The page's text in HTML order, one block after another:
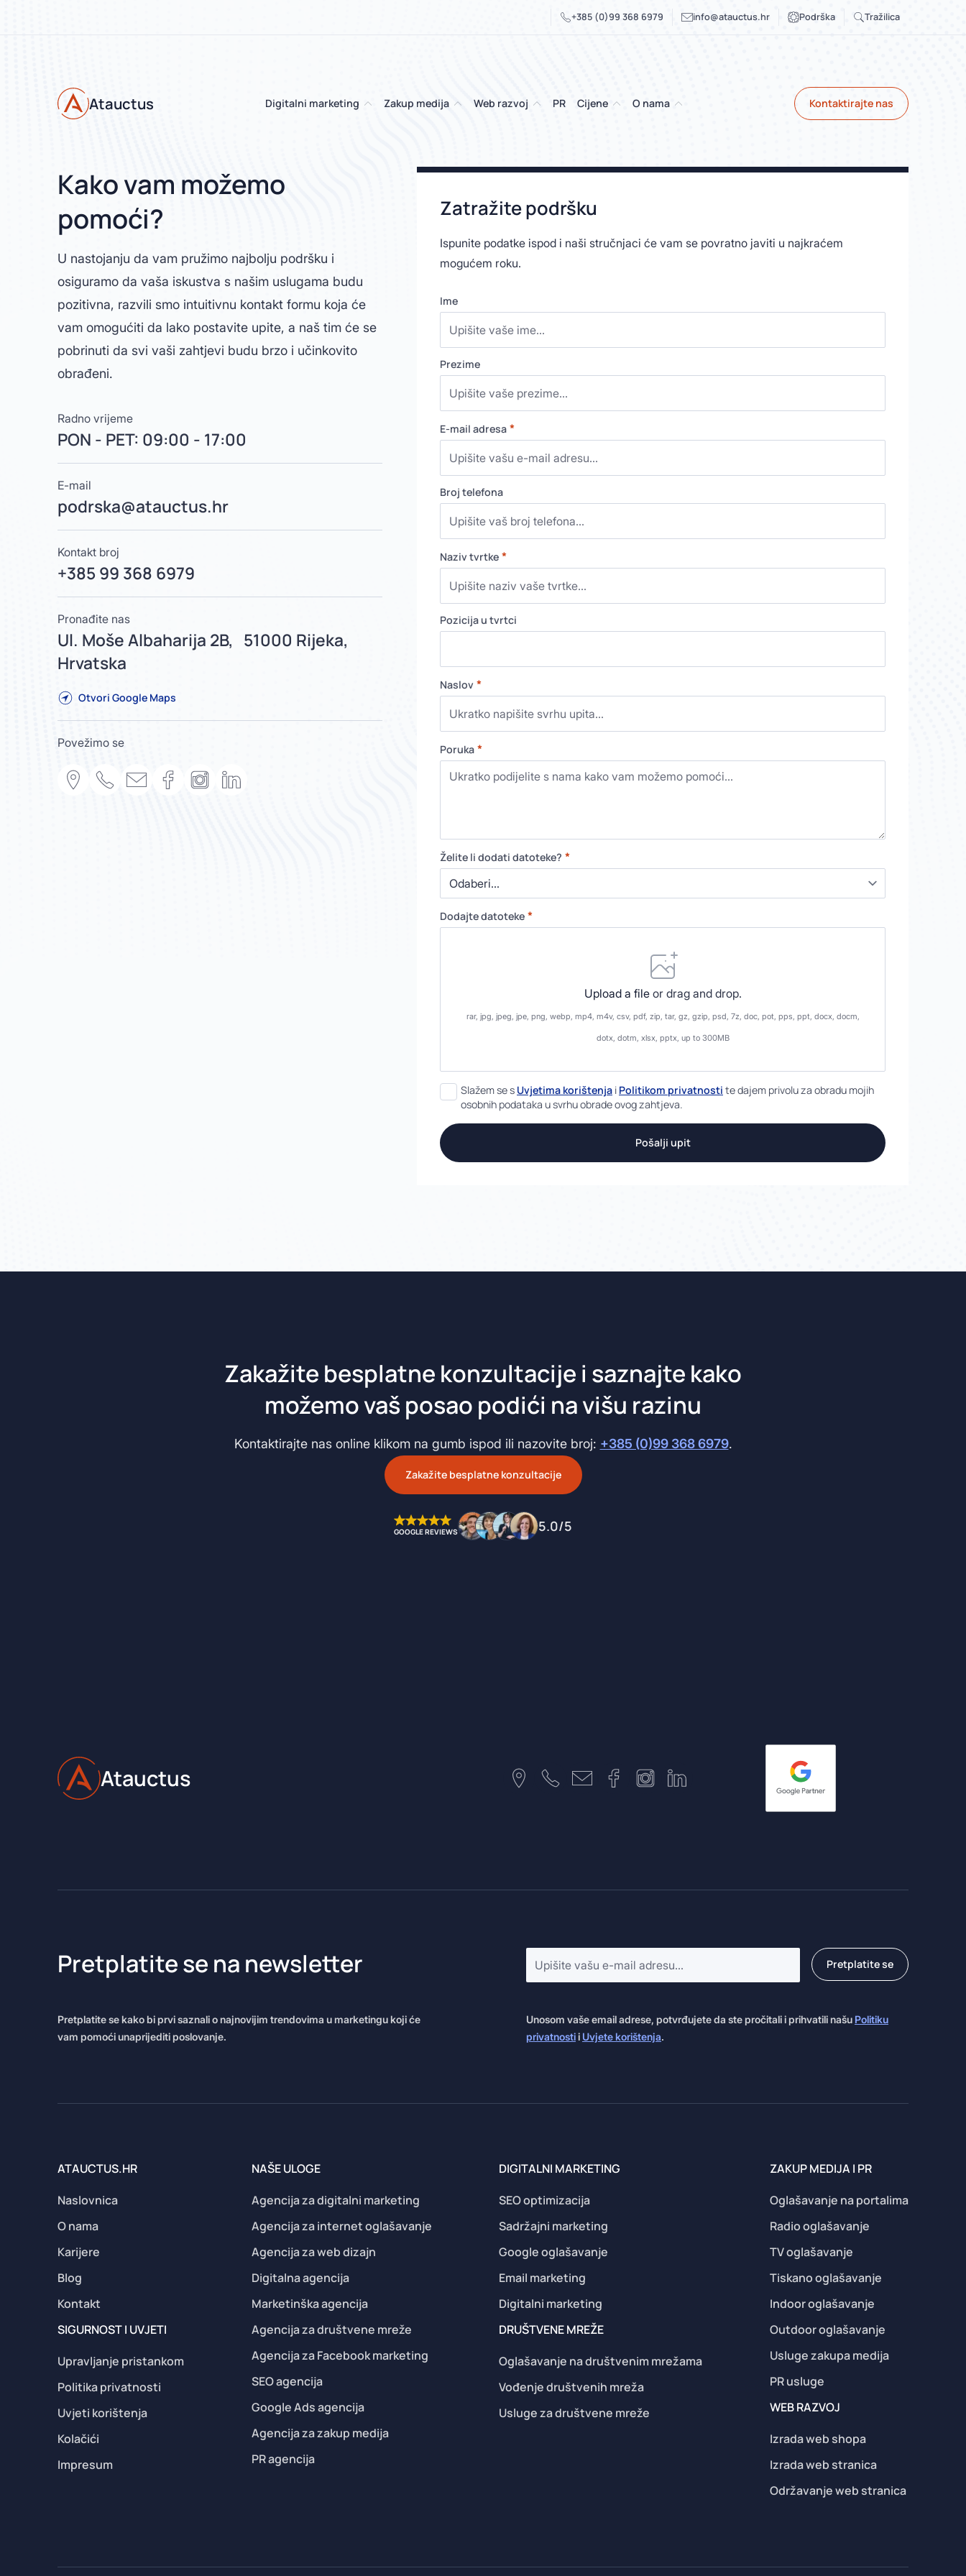
+385 (0)99 368 6979 info@atauctus.hr Podrška Tražilica
Atauctus Digitalni marketing Zakup medija Web razvoj PR Cijene O nama Kontaktirajte nas
Kako vam možemo
pomoći?
U nastojanju da vam pružimo najbolju podršku i
osiguramo da vaša iskustva s našim uslugama budu
pozitivna, razvili smo intuitivnu kontakt formu koja će
vam omogućiti da lako postavite upite, a naš tim će se
pobrinuti da svi vaši zahtjevi budu brzo i učinkovito
obrađeni.
Radno vrijeme
PON - PET: 09:00 - 17:00
E-mail
podrska@atauctus.hr
Kontakt broj
+385 99 368 6979
Pronađite nas
Ul. Moše Albaharija 2B, 51000 Rijeka,
Hrvatska
Otvori Google Maps
Povežimo se
Zatražite podršku
Ispunite podatke ispod i naši stručnjaci će vam se povratno javiti u najkraćem
mogućem roku.
Ime
Prezime
E-mail adresa *
Broj telefona
Naziv tvrtke *
Pozicija u tvrtci
Naslov *
Poruka *
Želite li dodati datoteke? *
Dodajte datoteke *
Upload a fileor drag and drop.
rar, jpg, jpeg, jpe, png, webp, mp4, m4v, csv, pdf, zip, tar, gz, gzip, psd, 7z, doc, pot, pps, ppt, docx, docm,
dotx, dotm, xlsx, pptx, up to 300MB
Izjava
o
korištenja
i
politici
Slažem se s Uvjetima korištenja i Politikom privatnosti te dajem privolu za obradu mojih
osobnih podataka u svrhu obrade ovog zahtjeva.
Pošalji upit
Zakažite besplatne konzultacije i saznajte kako
možemo vaš posao podići na višu razinu
Kontaktirajte nas online klikom na gumb ispod ili nazovite broj: +385 (0)99 368 6979.
Zakažite besplatne konzultacije
GOOGLE REVIEWS 5.0/5
Atauctus
Pretplatite se na newsletter
Pretplatite se kako bi prvi saznali o najnovijim trendovima u marketingu koji će
vam pomoći unaprijediti poslovanje.
E-
mail
adresa
*
Pretplatite se
Unosom vaše email adrese, potvrđujete da ste pročitali i prihvatili našu Politiku
privatnostii Uvjete korištenja.
ATAUCTUS.HR
Naslovnica
O nama
Karijere
Blog
Kontakt
SIGURNOST I UVJETI
Upravljanje pristankom
Politika privatnosti
Uvjeti korištenja
Kolačići
Impresum
NAŠE ULOGE
Agencija za digitalni marketing
Agencija za internet oglašavanje
Agencija za web dizajn
Digitalna agencija
Marketinška agencija
Agencija za društvene mreže
Agencija za Facebook marketing
SEO agencija
Google Ads agencija
Agencija za zakup medija
PR agencija
DIGITALNI MARKETING
SEO optimizacija
Sadržajni marketing
Google oglašavanje
Email marketing
Digitalni marketing
DRUŠTVENE MREŽE
Oglašavanje na društvenim mrežama
Vođenje društvenih mreža
Usluge za društvene mreže
ZAKUP MEDIJA I PR
Oglašavanje na portalima
Radio oglašavanje
TV oglašavanje
Tiskano oglašavanje
Indoor oglašavanje
Outdoor oglašavanje
Usluge zakupa medija
PR usluge
WEB RAZVOJ
Izrada web shopa
Izrada web stranica
Održavanje web stranica